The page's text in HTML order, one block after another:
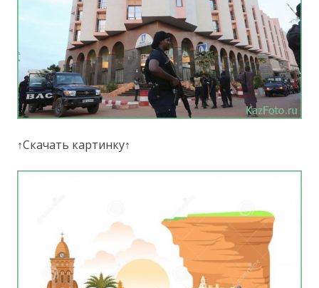
↑Скачать картинку↑